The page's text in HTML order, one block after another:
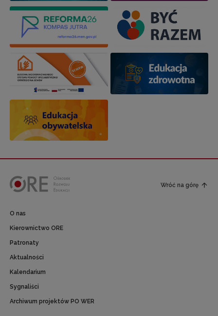
Wróć na górę
O nas
Kierownictwo ORE
Patronaty
Aktualności
Kalendarium
Sygnaliści
Archiwum projektów PO WER